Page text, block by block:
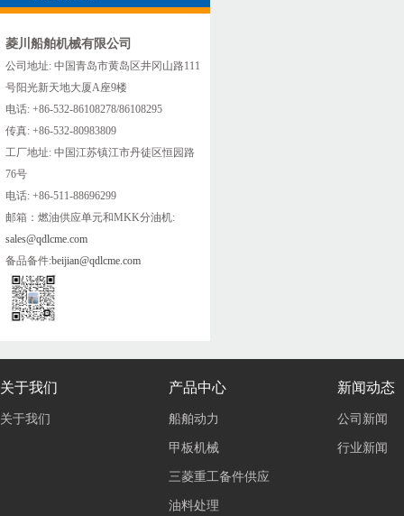
菱川船舶机械有限公司
公司地址: 中国青岛市黄岛区井冈山路111
号阳光新天地大厦A座9楼
电话: +86-532-86108278/86108295
传真: +86-532-80983809
工厂地址: 中国江苏镇江市丹徒区恒园路
76号
电话: +86-511-88696299
邮箱：燃油供应单元和MKK分油机:
sales@qdlcme.com
备品备件:beijian@qdlcme.com
关于我们
关于我们
产品中心
船舶动力
甲板机械
三菱重工备件供应
油料处理
新闻动态
公司新闻
行业新闻